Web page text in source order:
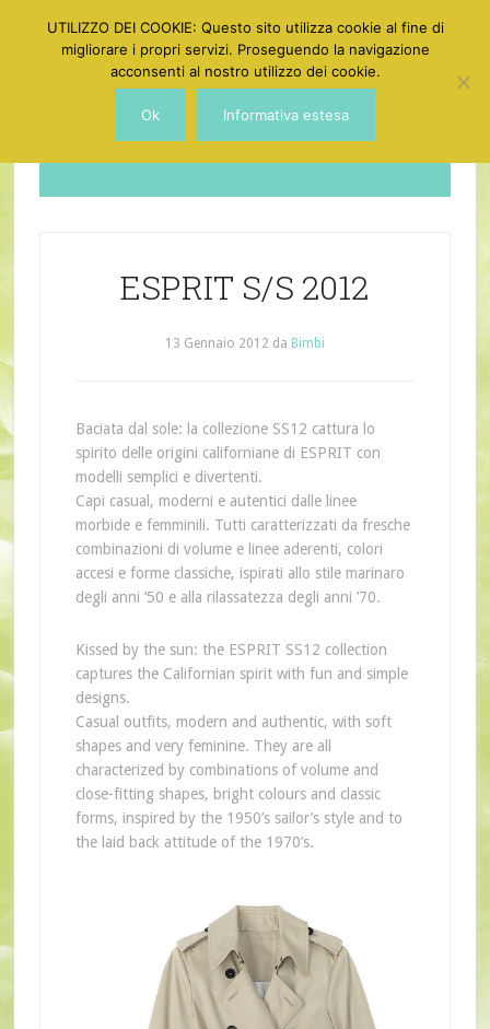
Dotgirl
ESPRIT S/S 2012
13 Gennaio 2012 da Bimbi
Baciata dal sole: la collezione SS12 cattura lo
spirito delle origini californiane di ESPRIT con
modelli semplici e divertenti.
Capi casual, moderni e autentici dalle linee
morbide e femminili. Tutti caratterizzati da fresche
combinazioni di volume e linee aderenti, colori
accesi e forme classiche, ispirati allo stile marinaro
degli anni ‘50 e alla rilassatezza degli anni ’70.
Kissed by the sun: the ESPRIT SS12 collection
captures the Californian spirit with fun and simple
designs.
Casual outfits, modern and authentic, with soft
shapes and very feminine. They are all
characterized by combinations of volume and
close-fitting shapes, bright colours and classic
forms, inspired by the 1950’s sailor’s style and to
the laid back attitude of the 1970’s.
UTILIZZO DEI COOKIE: Questo sito utilizza cookie al fine di
migliorare i propri servizi. Proseguendo la navigazione
acconsenti al nostro utilizzo dei cookie.
Ok Informativa estesa